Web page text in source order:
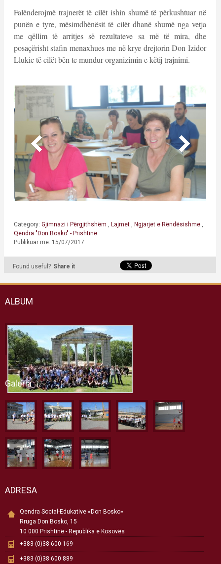
Falënderojmë trajnerët të cilët ishin shumë të përkushtuar në
punën e tyre, mësimdhënësit të cilët dhanë shumë nga vetja
me qëllim të arritjes së rezultateve sa më të mira, dhe
posaçërisht stafin menaxhues me në krye drejtorin Don Izidor
Llukic të cilët bën te mundur organizimin e këtij trajnimi.
Category: Gjimnazi i Përgjithshëm Lajmet Ngjarjet e Rëndësishme
Qendra "Don Bosko" - Prishtinë
Publikuar më: 15/07/2017
Found useful? Share it
ALBUM
Galeria
ADRESA
Qendra Social-Edukative «Don Bosko»
Rruga Don Bosko, 15
10 000 Prishtinë - Republika e Kosovës
+383 (0)38 600 169
+383 (0)38 600 889